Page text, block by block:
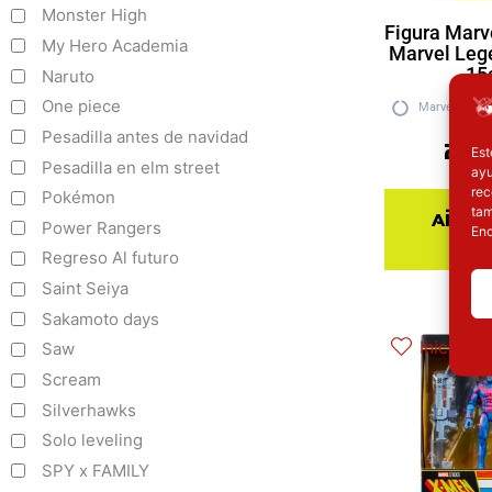
Monster High
My Hero Academia
Naruto
One piece
Pesadilla antes de navidad
Pesadilla en elm street
Pokémon
Power Rangers
Regreso Al futuro
Saint Seiya
Sakamoto days
Saw
Scream
Silverhawks
Solo leveling
SPY x FAMILY
Figura
Marvel
Marvel
Inicie